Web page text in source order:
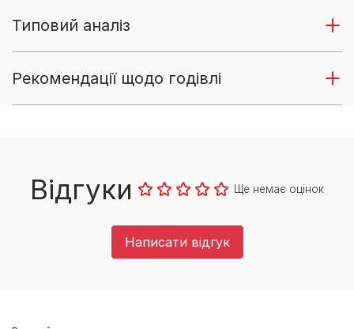
Типовий аналіз
Рекомендації щодо годівлі
Відгуки Ще немає оцінок
Написати відгук